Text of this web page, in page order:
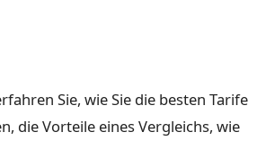
Sie, wie Sie die besten Tarife
die Vorteile eines Vergleichs, wie